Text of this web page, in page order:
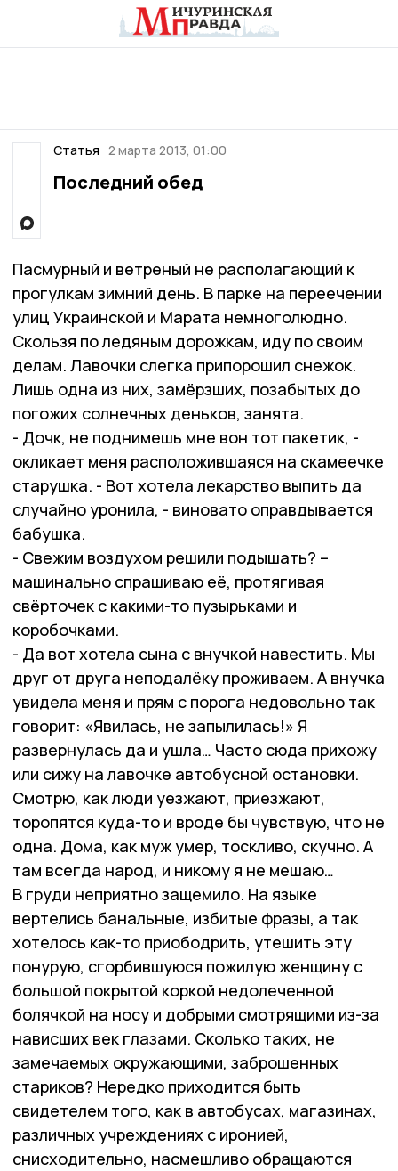
Статья 2 марта 2013, 01:00
Последний обед
Пасмурный и ветреный не располагающий к
прогулкам зимний день. В парке на переечении
улиц Украинской и Марата немноголюдно.
Скользя по ледяным дорожкам, иду по своим
делам. Лавочки слегка припорошил снежок.
Лишь одна из них, замёрзших, позабытых до
погожих солнечных деньков, занята.
- Дочк, не поднимешь мне вон тот пакетик, -
окликает меня расположившаяся на скамеечке
старушка. - Вот хотела лекарство выпить да
случайно уронила, - виновато оправдывается
бабушка.
- Свежим воздухом решили подышать? –
машинально спрашиваю её, протягивая
свёрточек с какими-то пузырьками и
коробочками.
- Да вот хотела сына с внучкой навестить. Мы
друг от друга неподалёку проживаем. А внучка
увидела меня и прям с порога недовольно так
говорит: «Явилась, не запылилась!» Я
развернулась да и ушла… Часто сюда прихожу
или сижу на лавочке автобусной остановки.
Смотрю, как люди уезжают, приезжают,
торопятся куда-то и вроде бы чувствую, что не
одна. Дома, как муж умер, тоскливо, скучно. А
там всегда народ, и никому я не мешаю…
В груди неприятно защемило. На языке
вертелись банальные, избитые фразы, а так
хотелось как-то приободрить, утешить эту
понурую, сгорбившуюся пожилую женщину с
большой покрытой коркой недолеченной
болячкой на носу и добрыми смотрящими из-за
нависших век глазами. Сколько таких, не
замечаемых окружающими, заброшенных
стариков? Нередко приходится быть
свидетелем того, как в автобусах, магазинах,
различных учреждениях с иронией,
снисходительно, насмешливо обращаются